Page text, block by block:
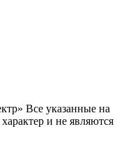
Все указанные на
и не являются